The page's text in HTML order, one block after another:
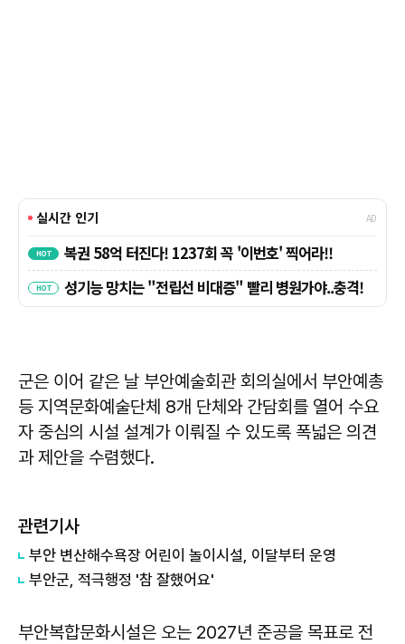
군은 이어 같은 날 부안예술회관 회의실에서 부안예총
등 지역문화예술단체 8개 단체와 간담회를 열어 수요
자 중심의 시설 설계가 이뤄질 수 있도록 폭넓은 의견
과 제안을 수렴했다.
관련기사
부안 변산해수욕장 어린이 놀이시설, 이달부터 운영
부안군, 적극행정 '참 잘했어요'
부안복합문화시설은 오는 2027년 준공을 목표로 전